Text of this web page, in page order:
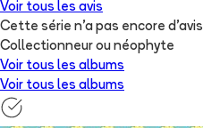
Voir tous les avis
Cette série n'a pas encore d'avis
Collectionneur ou néophyte
Voir tous les albums
Voir tous les albums